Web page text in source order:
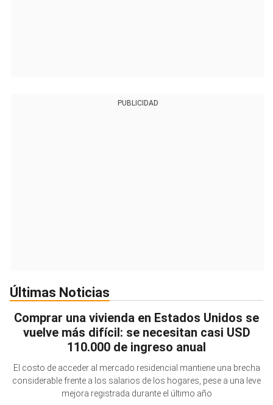
PUBLICIDAD
Últimas Noticias
Comprar una vivienda en Estados Unidos se
vuelve más difícil: se necesitan casi USD
110.000 de ingreso anual
El costo de acceder al mercado residencial mantiene una brecha
considerable frente a los salarios de los hogares, pese a una leve
mejora registrada durante el último año